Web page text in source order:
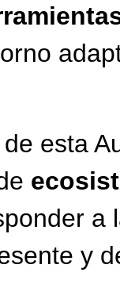
esta
a
y